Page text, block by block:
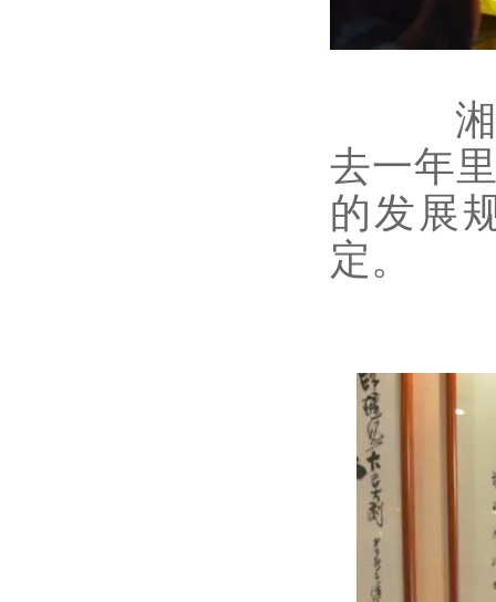
湘江
去一年
的发展
定。